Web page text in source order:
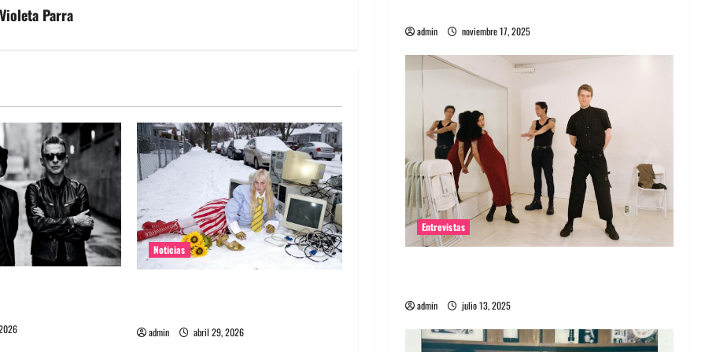
Parra
Noticias
admin abril 29, 2026
admin noviembre 17, 2025
Entrevistas
admin julio 13, 2025